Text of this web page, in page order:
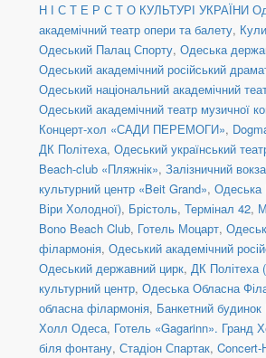
Н І С Т Е Р С Т О КУЛЬТУРІ УКРАЇНИ
академічний театр опери та балету,
Одеський Палац Спорту, Одеська
Одеський академічний російський
Одеський національний академічний
Одеський академічний театр музичної
Концерт-хол «САДИ ПЕРЕМОГИ»,
ДК Політеха, Одеський український
Beach-club «Пляжнік», Залізничний
культурний центр «Beit Grand», Одеська
Віри Холодної), Брістоль, Термінал 42,
Bono Beach Club, Готель Моцарт,
філармонія, Одеський академічний
Одеський державний цирк, ДК
культурний центр, Одеська Обласна
обласна філармонія, Банкетний будинок
Холл Одеса, Готель «Gagarinn». Гранд
біля фонтану, Стадіон Спартак, Concert-